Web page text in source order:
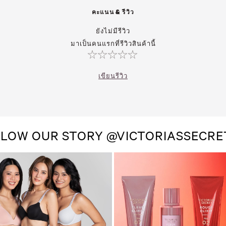
คะแนน & รีวิว
ยังไม่มีรีวิว
มาเป็นคนแรกที่รีวิวสินค้านี้
เขียนรีวิว
OUR STORY